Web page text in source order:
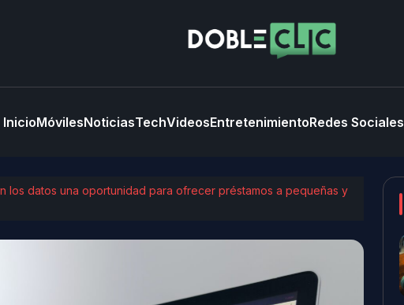
InicioMóvilesNoticiasTechVideosEntretenimientoRedes Sociales
los datos una oportunidad para ofrecer préstamos a pequeñas y